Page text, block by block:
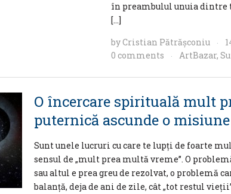
în preambulul unuia dintre
[…]
byCristian Pătrăşconiu ·
0 comments · ArtBazar,
O încercare spirituală mult
puternică ascunde o
Sunt unele lucruri cu care te lupţi de foarte
sensul de „mult prea multă vreme”. O
sau altul e prea greu de rezolvat, o problemă
balanţă, deja de ani de zile, cât „tot restul